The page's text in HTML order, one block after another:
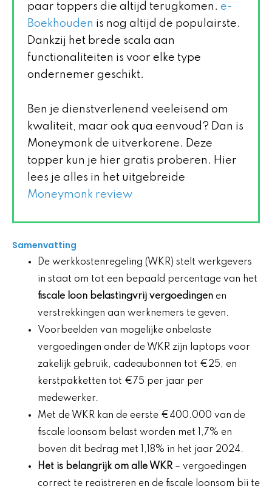
paar toppers die altijd terugkomen. e-
Boekhouden is nog altijd de populairste.
Dankzij het brede scala aan
functionaliteiten is voor elke type
ondernemer geschikt.
Ben je dienstverlenend veeleisend om
kwaliteit, maar ook qua eenvoud? Dan is
Moneymonk de uitverkorene. Deze
topper kun je hier gratis proberen. Hier
lees je alles in het uitgebreide
Moneymonk review
Samenvatting
De werkkostenregeling (WKR) stelt werkgevers
in staat om tot een bepaald percentage van het
fiscale loon belastingvrij vergoedingen en
verstrekkingen aan werknemers te geven.
Voorbeelden van mogelijke onbelaste
vergoedingen onder de WKR zijn laptops voor
zakelijk gebruik, cadeaubonnen tot €25, en
kerstpakketten tot €75 per jaar per
medewerker.
Met de WKR kan de eerste €400.000 van de
fiscale loonsom belast worden met 1,7% en
boven dit bedrag met 1,18% in het jaar 2024.
Het is belangrijk om alle WKR– vergoedingen
correct te registreren en de fiscale loonsom bij te